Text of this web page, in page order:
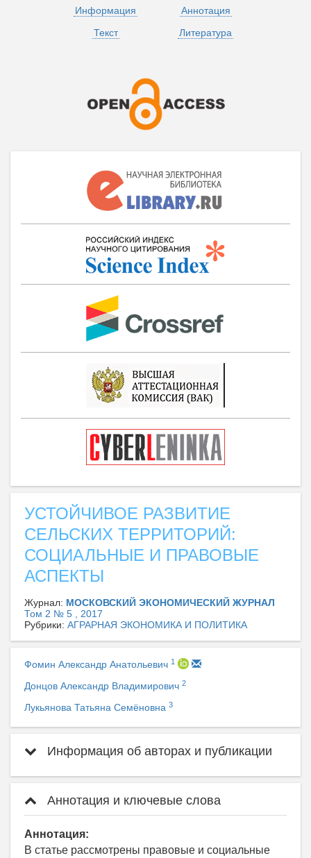
Информация
Аннотация
Текст
Литература
УСТОЙЧИВОЕ РАЗВИТИЕ
СЕЛЬСКИХ ТЕРРИТОРИЙ:
СОЦИАЛЬНЫЕ И ПРАВОВЫЕ
АСПЕКТЫ
Журнал: МОСКОВСКИЙ ЭКОНОМИЧЕСКИЙ ЖУРНАЛ
Том 2 № 5 , 2017
Рубрики: АГРАРНАЯ ЭКОНОМИКА И ПОЛИТИКА
Фомин Александр Анатольевич 1
Донцов Александр Владимирович 2
Лукьянова Татьяна Семёновна 3
Информация об авторах и публикации
Аннотация и ключевые слова
Аннотация:
В статье рассмотрены правовые и социальные